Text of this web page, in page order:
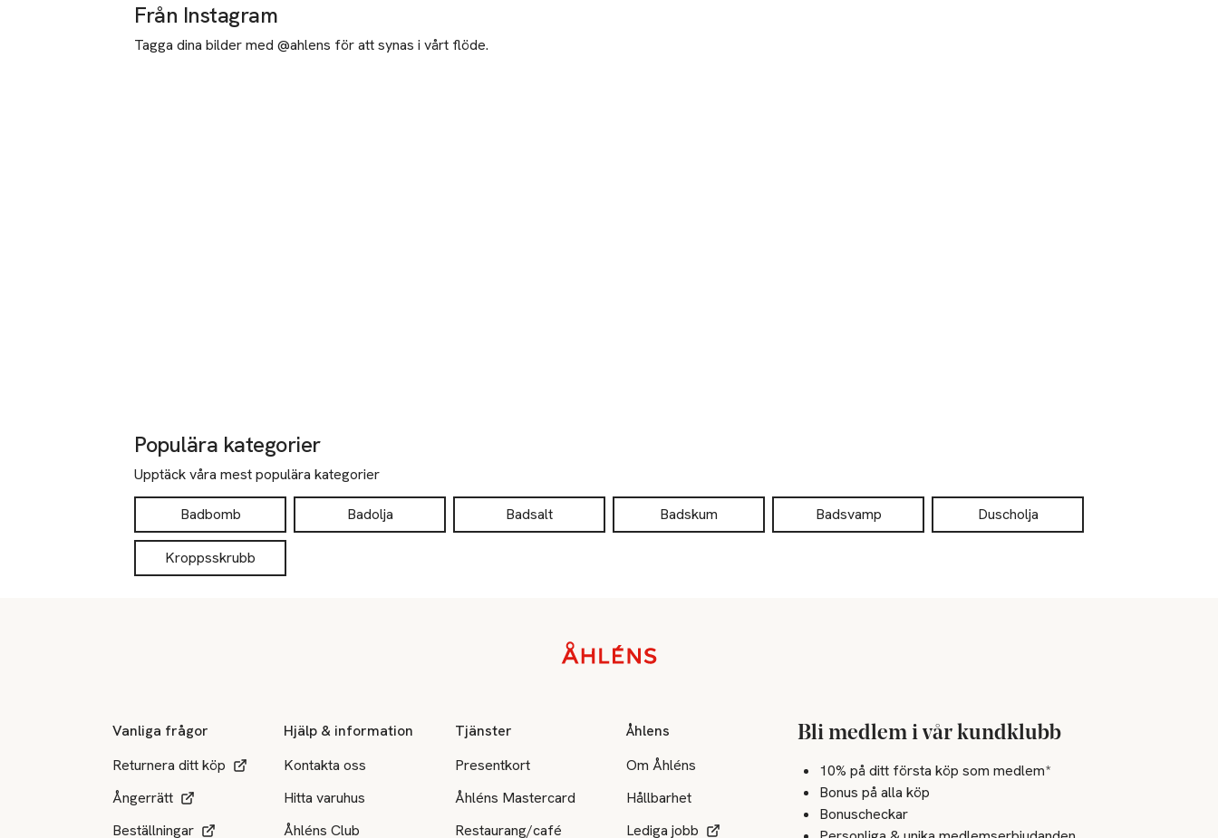
Från Instagram
Tagga dina bilder med @ahlens för att synas i vårt flöde.
Populära kategorier
Upptäck våra mest populära kategorier
Badbomb Badolja Badsalt Badskum Badsvamp Duscholja
Kroppsskrubb
Vanliga frågor
Returnera ditt köp
Ångerrätt
Beställningar
Hjälp & information
Kontakta oss
Hitta varuhus
Åhléns Club
Tjänster
Presentkort
Åhléns Mastercard
Restaurang/café
Åhlens
Om Åhléns
Hållbarhet
Lediga jobb
Bli medlem i vår kundklubb
10% på ditt första köp som medlem*
Bonus på alla köp
Bonuscheckar